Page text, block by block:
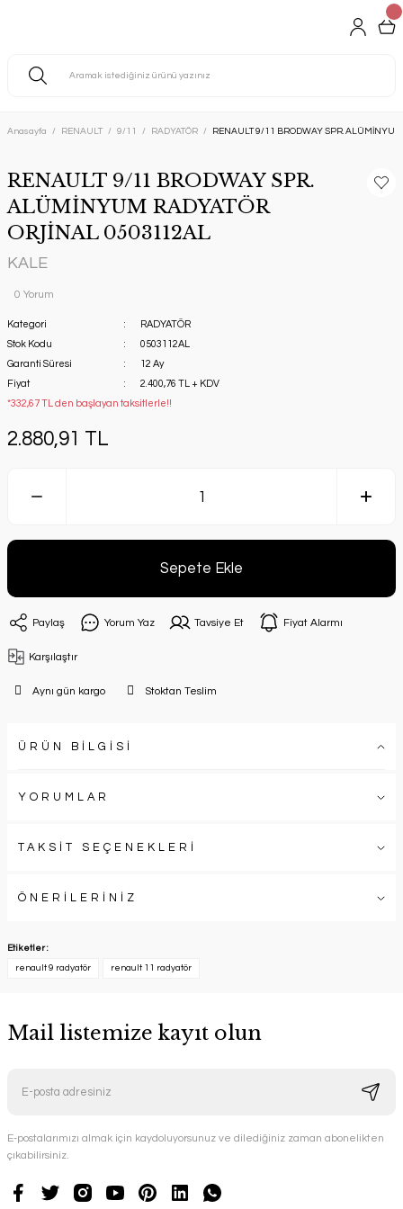
Anasayfa RENAULT 9/11 RADYATÖR RENAULT 9/11 BRODWAY SPR.
RENAULT 9/11 BRODWAY SPR.
ALÜMİNYUM RADYATÖR
ORJİNAL 0503112AL
KALE
0 Yorum
Kategori
RADYATÖR
Stok Kodu
0503112AL
Garanti Süresi
12 Ay
Fiyat
2.400,76 TL + KDV
*332,67 TL den başlayan taksitlerle!!
2.880,91 TL
Sepete Ekle
Paylaş Yorum Yaz Tavsiye Et Fiyat Alarmı
Karşılaştır
Aynı gün kargo Stoktan Teslim
ÜRÜN BİLGİSİ
YORUMLAR
TAKSİT SEÇENEKLERİ
ÖNERİLERİNİZ
Etiketler :
renault 9 radyatör renault 11 radyatör
Mail listemize kayıt olun
E-postalarımızı almak için kaydoluyorsunuz ve dilediğiniz zaman abonelikten
çıkabilirsiniz.